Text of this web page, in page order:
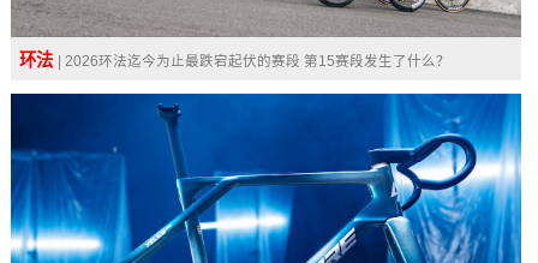
环法 | 2026环法迄今为止最跌宕起伏的赛段 第15赛段发生了什么？